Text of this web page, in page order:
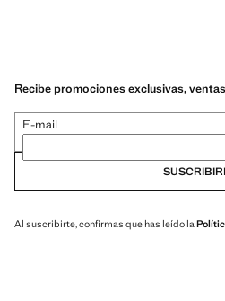
Recibe promociones exclusivas,
E-mail
Al suscribirte, confirmas que has leído la